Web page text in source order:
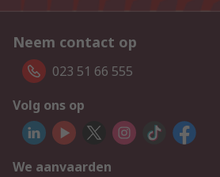
Neem contact op
023 51 66 555
Volg ons op
We aanvaarden